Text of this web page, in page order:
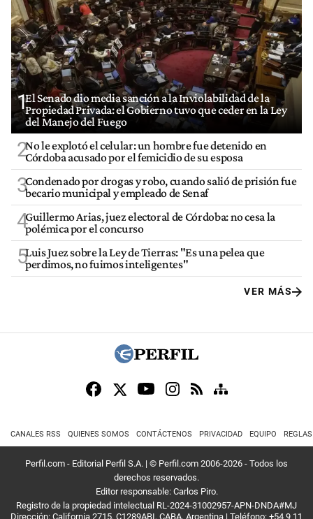
1El Senado dio media sanción a la Inviolabilidad de la
Propiedad Privada: el Gobierno tuvo que ceder en la Ley
del Manejo del Fuego
2No le explotó el celular: un hombre fue detenido en
Córdoba acusado por el femicidio de su esposa
3Condenado por drogas y robo, cuando salió de prisión fue
becario municipal y empleado de Senaf
4Guillermo Arias, juez electoral de Córdoba: no cesa la
polémica por el concurso
5Luis Juez sobre la Ley de Tierras: "Es una pelea que
perdimos, no fuimos inteligentes"
VER MÁS
CANALES RSS QUIENES SOMOS CONTÁCTENOS PRIVACIDAD EQUIPO
Perfil.com - Editorial Perfil S.A. | © Perfil.com 2006-2026 - Todos los
derechos reservados.
Editor responsable: Carlos Piro.
Registro de la propiedad intelectual RL-2024-31002957-APN-DNDA#MJ
Dirección: California 2715, C1289ABI, CABA, Argentina | Teléfono: +54 9 11